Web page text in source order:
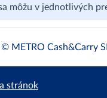
môžu v jednotlivých
© METRO Cash&Carry
stránok